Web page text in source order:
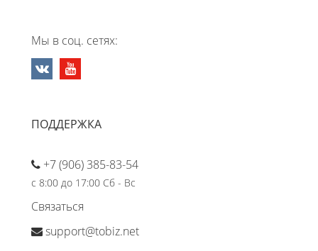
Мы в соц. сетях:
ПОДДЕРЖКА
+7 (906) 385-83-54
с 8:00 до 17:00 Сб - Вс
Связаться
support@tobiz.net